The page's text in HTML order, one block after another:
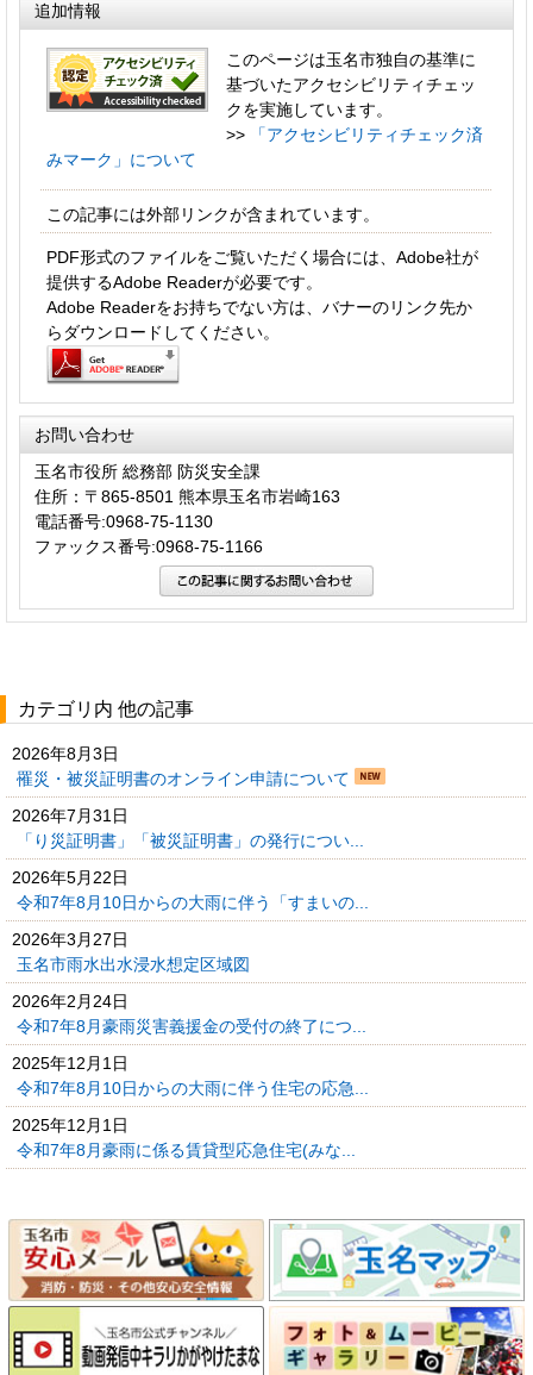
追加情報
このページは玉名市独自の基準に
基づいたアクセシビリティチェッ
クを実施しています。
>>
「アクセシビリティチェック済
みマーク」について
この記事には外部リンクが含まれています。
PDF形式のファイルをご覧いただく場合には、Adobe社が
提供するAdobe Readerが必要です。
Adobe Readerをお持ちでない方は、バナーのリンク先か
らダウンロードしてください。
お問い合わせ
玉名市役所 総務部 防災安全課
住所：〒865-8501 熊本県玉名市岩崎163
電話番号:0968-75-1130
ファックス番号:0968-75-1166
カテゴリ内 他の記事
2026年8月3日
罹災・被災証明書のオンライン申請について
2026年7月31日
「り災証明書」「被災証明書」の発行につい...
2026年5月22日
令和7年8月10日からの大雨に伴う「すまいの...
2026年3月27日
玉名市雨水出水浸水想定区域図
2026年2月24日
令和7年8月豪雨災害義援金の受付の終了につ...
2025年12月1日
令和7年8月10日からの大雨に伴う住宅の応急...
2025年12月1日
令和7年8月豪雨に係る賃貸型応急住宅(みな...